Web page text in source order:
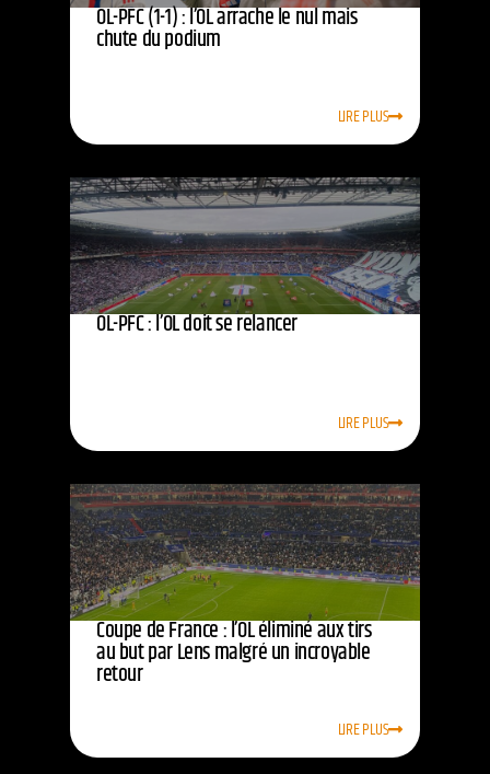
OL-PFC (1-1) : l’OL arrache le nul mais
chute du podium
LIRE PLUS
OL-PFC : l’OL doit se relancer
LIRE PLUS
Coupe de France : l’OL éliminé aux tirs
au but par Lens malgré un incroyable
retour
LIRE PLUS